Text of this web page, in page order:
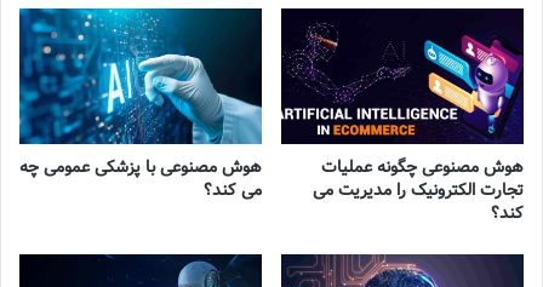
هوش مصنوعی چگونه عملیات
تجارت الکترونیک را مدیریت می
کند؟
هوش مصنوعی با پزشکی عمومی چه
می کند؟